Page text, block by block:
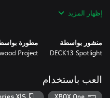
- WARTILE Hel´s Nightmare
إظهار المزيد
منشور بواسطة
DECK13 Spotlight
مطورة
Project
العب باستخدام